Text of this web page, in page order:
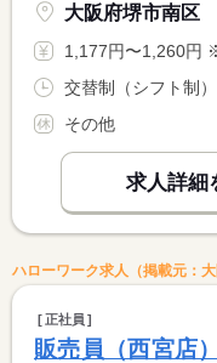
大阪府堺市南区
1,177円〜1,260円 ※フルタイム求人の
その他
求人詳細
ハローワーク求人（掲載元：大
正社員
販売員（西宮店